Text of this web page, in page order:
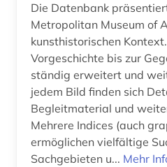
deutsch (1)
deutsche (1)
Die Datenbank
Metropolitan Museum of
kunsthistorischen
Vorgeschichte bis zur
ständig erweitert und
jedem Bild finden sich
Begleitmaterial und
Mehrere Indices (auch graphisch
ermöglichen vielfältige
Sachgebieten u... Mehr